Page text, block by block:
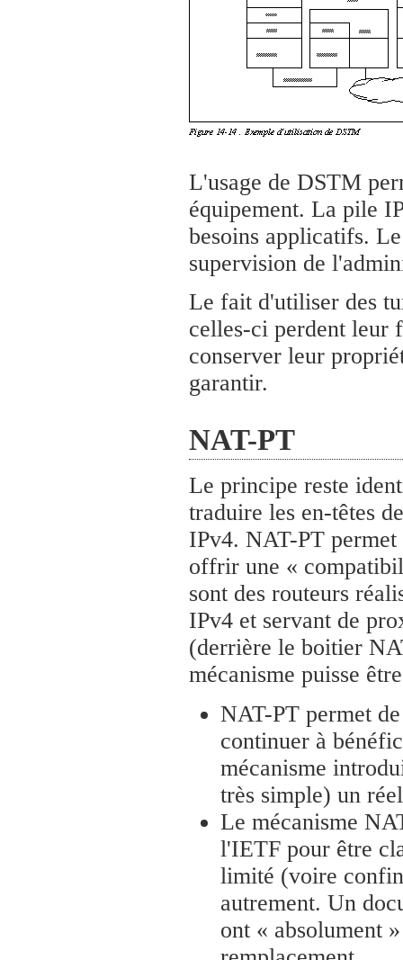
L'usage de DSTM
équipement. La pile
besoins applicatifs.
supervision de
Le fait d'utiliser des
celles-ci perdent leur
conserver leur
garantir.
NAT-PT
Le principe reste
traduire les en-têtes
IPv4. NAT-PT
offrir une «
sont des routeurs
IPv4 et servant de
(derrière le boitier
mécanisme puisse
NAT-PT permet
continuer à
mécanisme
très simple) un
Le mécanisme
l'IETF pour être
limité (voire
autrement. Un
ont « absolument